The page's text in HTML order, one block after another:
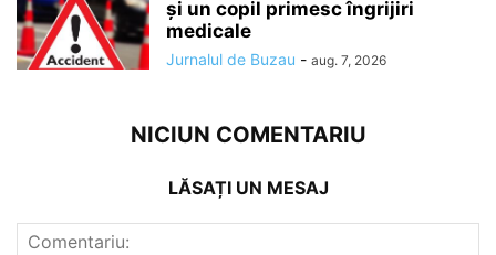
și un copil primesc îngrijiri
medicale
Jurnalul de Buzau - aug. 7, 2026
NICIUN COMENTARIU
LĂSAȚI UN MESAJ